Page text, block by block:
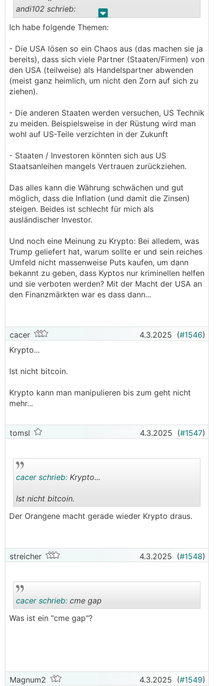
. .
andi102 schrieb:
Ich habe mir dieses "treffen" live auf Englisch
mehr in dieses land und werde auch meine
anlagen dementsprechend umgestalten. Us
Treasuries fliegen als erstes raus.
───────────────
Schulden mehr machen, oder diese nicht mehr
bedienen können?
Reservewährung der Welt verschulden zu
können, bewusst? Sagen wir so, das ist Absicht
Reservewährung der Welt und Handelswährung
bei Öl und co.
Ich habe folgende Themen:
- Die USA lösen so ein Chaos aus (das machen sie ja
bereits), dass sich viele Partner (Staaten/Firmen) von
den USA (teilweise) als Handelspartner abwenden
(meist ganz heimlich, um nicht den Zorn auf sich zu
ziehen).
- Die anderen Staaten werden versuchen, US Technik
zu meiden. Beispielsweise in der Rüstung wird man
wohl auf US-Teile verzichten in der Zukunft
- Staaten / Investoren könnten sich aus US
Staatsanleihen mangels Vertrauen zurückziehen.
Das alles kann die Währung schwächen und gut
möglich, dass die Inflation (und damit die Zinsen)
steigen. Beides ist schlecht für mich als
ausländischer Investor.
Und noch eine Meinung zu Krypto: Bei alledem, was
Trump geliefert hat, warum sollte er und sein reiches
Umfeld nicht massenweise Puts kaufen, um dann
bekannt zu geben, dass Kyptos nur kriminellen helfen
und sie verboten werden? Mit der Macht der USA an
den Finanzmärkten war es dass dann...
cacer 4.3.2025 (#1546)
Krypto...
Ist nicht bitcoin.
Krypto kann man manipulieren bis zum geht nicht
mehr...
tomsl 4.3.2025 (#1547)
..
cacer schrieb: Krypto...
Ist nicht bitcoin.
Der Orangene macht gerade wieder Krypto draus.
streicher 4.3.2025 (#1548)
cacer schrieb: cme gap
Was ist ein "cme gap"?
Magnum2 4.3.2025 (#1549)